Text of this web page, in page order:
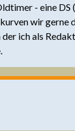
- eine DS
wir gerne
ich als